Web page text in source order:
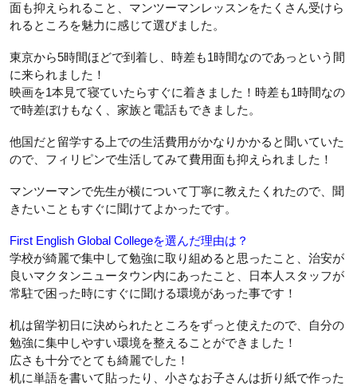
面も抑えられること、マンツーマンレッスンをたくさん受けら
れるところを魅力に感じて選びました。
東京から5時間ほどで到着し、時差も1時間なのであっという間
に来られました！
映画を1本見て寝ていたらすぐに着きました！時差も1時間なの
で時差ぼけもなく、家族と電話もできました。
他国だと留学する上での生活費用がかなりかかると聞いていた
ので、フィリピンで生活してみて費用面も抑えられました！
マンツーマンで先生が横について丁寧に教えたくれたので、聞
きたいこともすぐに聞けてよかったです。
First English Global Collegeを選んだ理由は？
学校が綺麗で集中して勉強に取り組めると思ったこと、治安が
良いマクタンニュータウン内にあったこと、日本人スタッフが
常駐で困った時にすぐに聞ける環境があった事です！
机は留学初日に決められたところをずっと使えたので、自分の
勉強に集中しやすい環境を整えることができました！
広さも十分でとても綺麗でした！
机に単語を書いて貼ったり、小さなお子さんは折り紙で作った